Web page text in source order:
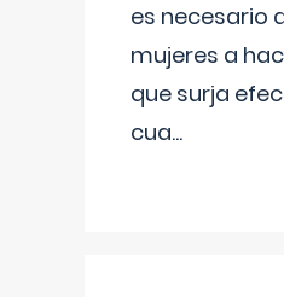
es necesario
mujeres a
que surja
cua...